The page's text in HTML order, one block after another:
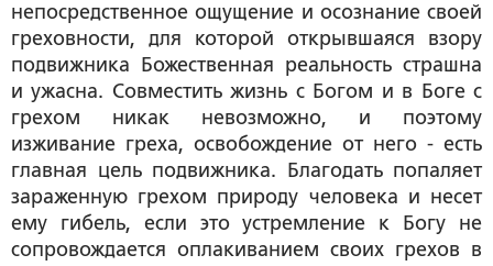
непосредственноеощущение и осознание своей
греховности, для которой открывшаяся взору
подвижника Божественная реальность страшна
и ужасна. Совместить жизнь с Богом и в Боге с
грехом никак невозможно, и поэтому
изживание греха, освобождение от него - есть
главная цель подвижника. Благодать попаляет
зараженную грехом природу человека и несет
ему гибель, если это устремление к Богу не
сопровождается оплакиванием своих грехов в